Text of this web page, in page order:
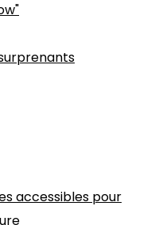
accessibles pour